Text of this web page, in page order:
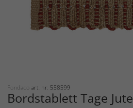
Fondaco art. nr: 558599
Bordstablett Tage Jute